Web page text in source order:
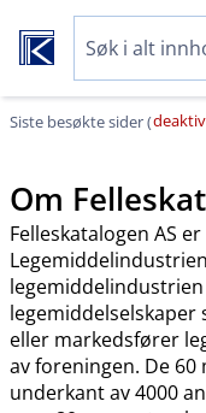
Siste besøkte sider (
Om
Felleskatalogen AS
eller markedsfører
av foreningen. De
underkant av 4000